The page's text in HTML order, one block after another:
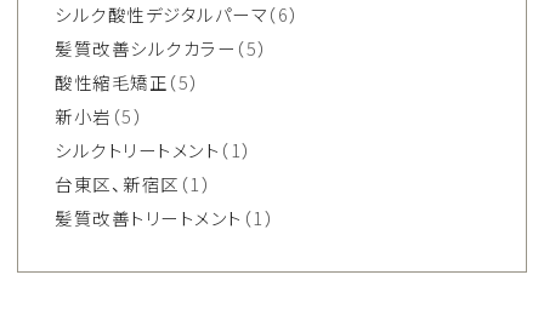
シルク酸性デジタルパーマ（6）
髪質改善シルクカラー （5）
酸性縮毛矯正（5）
新小岩 （5）
シルクトリートメント （1）
台東区、新宿区 （1）
髪質改善トリートメント （1）